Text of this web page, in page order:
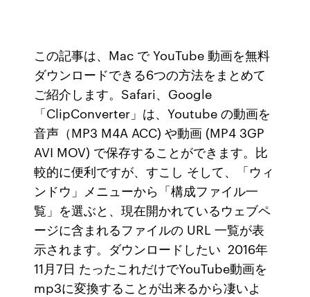
この記事は、Mac で YouTube 動画を無料
ダウンロードできる6つの方法をまとめて
ご紹介します。Safari、Google
「ClipConverter」は、Youtube の動画を
音声（MP3 M4A ACC) や動画 (MP4 3GP
AVI MOV) で保存することができます。比
較的に便利ですが、すこし そして、「ウィ
ンドウ」メニューから「構成ファイル一
覧」を選ぶと、現在開かれているウェブペ
ージに含まれるファイルの URL 一覧が表
示されます。ダウンロードしたい 2016年
11月7日 たったこれだけでYouTube動画を
mp3に変換することが出来るから凄いよ